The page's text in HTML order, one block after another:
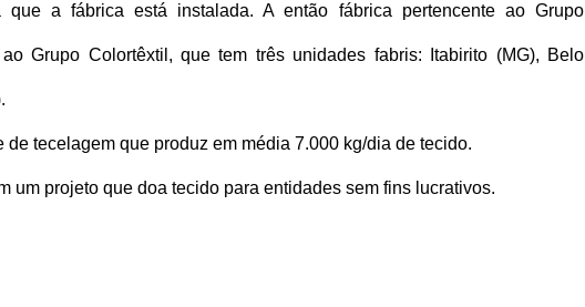
a fábrica está instalada. A então fábrica pertencente ao Grupo
Grupo Colortêxtil, que tem três unidades fabris: Itabirito (MG), Belo
de tecelagem que produz em média 7.000 kg/dia de tecido.
um projeto que doa tecido para entidades sem fins lucrativos.